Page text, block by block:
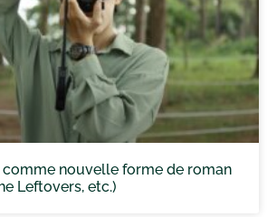
comme nouvelle forme de roman
Leftovers, etc.)